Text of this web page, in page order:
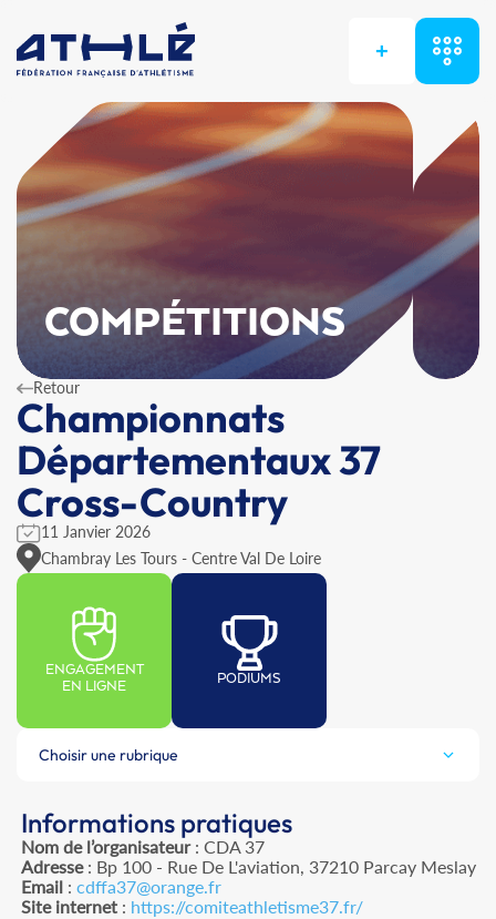
+
COMPÉTITIONS
Retour
Championnats
Départementaux 37
Cross-Country
11 Janvier 2026
Chambray Les Tours - Centre Val De Loire
ENGAGEMENT
EN LIGNE
PODIUMS
Choisir une rubrique
Informations pratiques
Nom de l’organisateur: CDA 37
Adresse: Bp 100 - Rue De L'aviation, 37210 Parcay Meslay
Email: cdffa37@orange.fr
Site internet: https://comiteathletisme37.fr/